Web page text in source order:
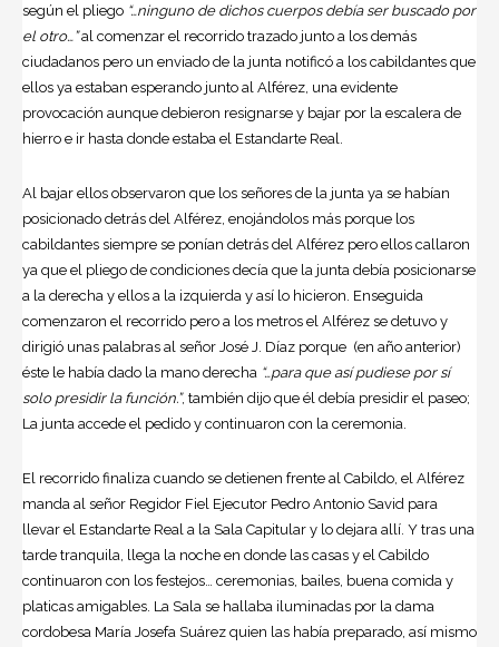
según el pliego “…ninguno de dichos cuerpos debía ser buscado por
el otro…”al comenzar el recorrido trazado junto a los demás
ciudadanos pero un enviado de la junta notificó a los cabildantes que
ellos ya estaban esperando junto al Alférez, una evidente
provocación aunque debieron resignarse y bajar por la escalera de
hierro e ir hasta donde estaba el Estandarte Real.
Al bajar ellos observaron que los señores de la junta ya se habían
posicionado detrás del Alférez, enojándolos más porque los
cabildantes siempre se ponían detrás del Alférez pero ellos callaron
ya que el pliego de condiciones decía que la junta debía posicionarse
a la derecha y ellos a la izquierda y así lo hicieron. Enseguida
comenzaron el recorrido pero a los metros el Alférez se detuvo y
dirigió unas palabras al señor José J. Díaz porque (en año anterior)
éste le había dado la mano derecha “…para que así pudiese por sí
solo presidir la función.”, también dijo que él debía presidir el paseo;
La junta accede el pedido y continuaron con la ceremonia.
El recorrido finaliza cuando se detienen frente al Cabildo, el Alférez
manda al señor Regidor Fiel Ejecutor Pedro Antonio Savid para
llevar el Estandarte Real a la Sala Capitular y lo dejara allí. Y tras una
tarde tranquila, llega la noche en donde las casas y el Cabildo
continuaron con los festejos… ceremonias, bailes, buena comida y
platicas amigables. La Sala se hallaba iluminadas por la dama
cordobesa María Josefa Suárez quien las había preparado, así mismo